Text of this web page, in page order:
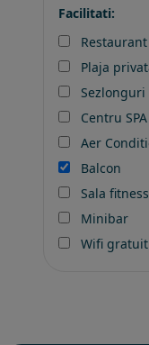
Facilitati:
Restaurant
Plaja
Centru SPA
Aer
Balcon
Sala fitness
Minibar
Wifi gratuit